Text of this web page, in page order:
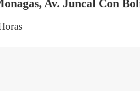
Av. Juncal Con